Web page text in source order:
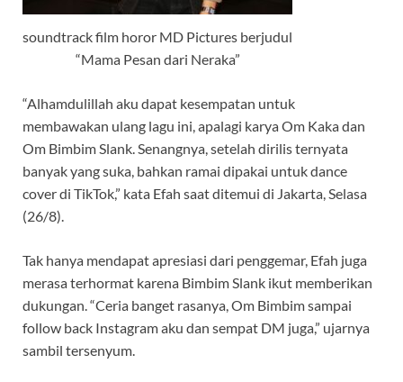
soundtrack film horor MD Pictures berjudul
“Mama Pesan dari Neraka”
“Alhamdulillah aku dapat kesempatan untuk
membawakan ulang lagu ini, apalagi karya Om Kaka dan
Om Bimbim Slank. Senangnya, setelah dirilis ternyata
banyak yang suka, bahkan ramai dipakai untuk dance
cover di TikTok,” kata Efah saat ditemui di Jakarta, Selasa
(26/8).
Tak hanya mendapat apresiasi dari penggemar, Efah juga
merasa terhormat karena Bimbim Slank ikut memberikan
dukungan. “Ceria banget rasanya, Om Bimbim sampai
follow back Instagram aku dan sempat DM juga,” ujarnya
sambil tersenyum.